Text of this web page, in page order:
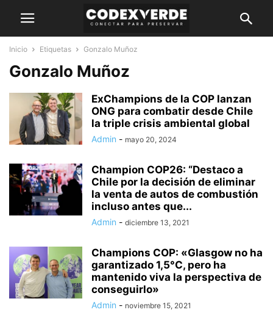
Inicio Etiquetas Gonzalo Muñoz
Gonzalo Muñoz
ExChampions de la COP lanzan
ONG para combatir desde Chile
la triple crisis ambiental global
Admin - mayo 20, 2024
Champion COP26: “Destaco a
Chile por la decisión de eliminar
la venta de autos de combustión
incluso antes que...
Admin - diciembre 13, 2021
Champions COP: «Glasgow no ha
garantizado 1,5°C, pero ha
mantenido viva la perspectiva de
conseguirlo»
Admin - noviembre 15, 2021